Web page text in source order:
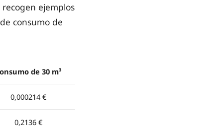
ejemplos
consumo de
de 30 m³
0,000214 €
0,2136 €